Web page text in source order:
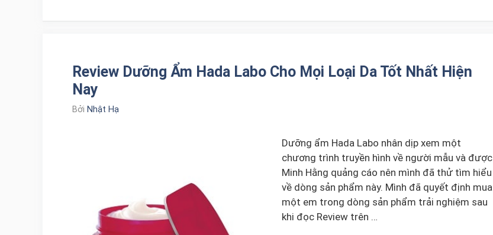
Review Dưỡng Ẩm Hada Labo Cho Mọi Loại Da Tốt Nhất Hiện
Nay
Bởi Nhật Hạ
Dưỡng ẩm Hada Labo nhân dịp xem một
chương trình truyền hình về người mẫu và được
Minh Hằng quảng cáo nên mình đã thử tìm hiểu
về dòng sản phẩm này. Mình đã quyết định mua
một em trong dòng sản phẩm trải nghiệm sau
khi đọc Review trên …